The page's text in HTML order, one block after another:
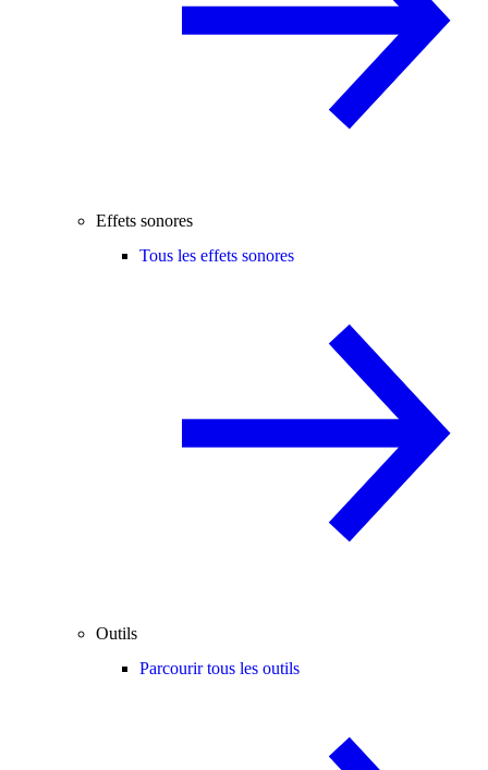
Effets sonores
Tous les effets sonores
Outils
Parcourir tous les outils